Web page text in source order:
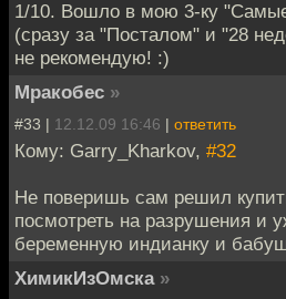
1/10. Вошло в мою 3-ку
(сразу за "Посталом" и "28
не рекомендую! :)
Мракобес »
#33 | 12.12.09 16:46 | ответить
Кому: Garry_Kharkov, #32
Не поверишь сам решил
посмотреть на разрушения и
беременную индианку и
ХимикИзОмска »